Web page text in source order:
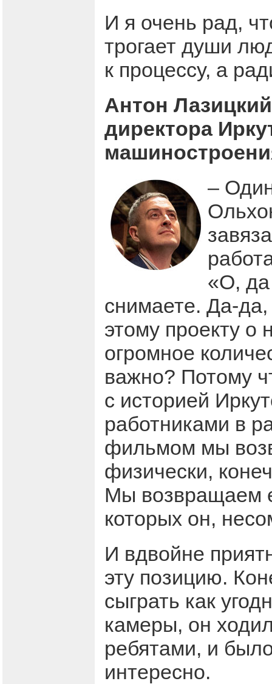
И я очень рад,
трогает души
к процессу, а
Антон
директора
–
«О,
снимаете. Да-
этому проекту
огромное
важно? Потому
с историей
работниками в
фильмом мы
физически,
Мы возвращаем
которых он,
И вдвойне
эту позицию.
сыграть как
камеры, он
ребятами, и
интересно.